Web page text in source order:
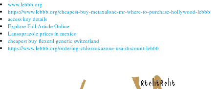
www.lebbb.org
https://www.lebbb.org/cheapest-buy-metaxalone-mr-where-to-purchase-hollywood-lebbb
access key details
Explore Full Article Online
Lansoprazole prices in mexico
cheapest buy flexeril generic switzerland
https://www.lebbb.org/ordering-chlorzoxazone-usa-discount-lebbb
recherche